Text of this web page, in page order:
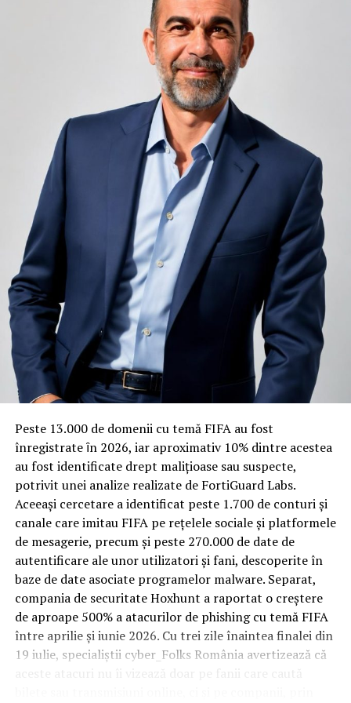
infinit de groși din motive practice și economice.
Zgomotul pașilor din camera de sus sau din coridorul
adiacent rămâne una dintre cele mai frecvente
nemulțumiri semnalate de oaspeți în recenziile online,
chiar și la unități altfel apreciate pentru servicii și
locație. De multe ori, oaspeții nu identifică pardoseala
drept sursa reală a problemei, ci descriu simplu senzația
de spațiu zgomotos sau agitat.
Pardoseala joacă un rol important în absorbția acestor
sunete, mai ales în zonele de trecere frecventă dintre
cameră și baie sau dintre pat și fereastră. Un material cu
proprietăți fonoabsorbante bune reduce transmiterea
zgomotului către camerele vecine și către etajele
inferioare, un aspect esențial mai ales în clădirile mai
vechi, cu structuri care nu au fost proiectate inițial
pentru izolare fonică performantă.
Rotația rapidă a oaspeților cere
materiale rezistente
Spre diferență de o locuință obișnuită, o cameră de hotel
trece printr-un ciclu de utilizare intensă: oaspeți diferiți,
bagaje trase pe roți, curățenie zilnică, uneori mai multe
rezervări consecutive în aceeași săptămână. Această
frecvență ridicată de utilizare pune presiune reală pe
orice suprafață, iar pardoseala este printre primele
elemente afectate vizibil, mai ales în zona din jurul
patului și a ușii de acces.
În etapa de renovare sau construcție, administratorii
care iau în calcul mocheta trafic intens
pentru zonele
cu rotație mare reduc riscul de uzură prematură și de
decolorare vizibilă în punctele de trecere frecventă. Este
o decizie care ține mai puțin de stil și mai mult de
Peste 13.000 de domenii cu temă FIFA au fost
înregistrate ȋn 2026, iar aproximativ 10% dintre acestea
au fost identificate drept malițioase sau suspecte,
potrivit unei analize realizate de FortiGuard Labs.
Aceeași cercetare a identificat peste 1.700 de conturi și
canale care imitau FIFA pe rețelele sociale și platformele
de mesagerie, precum și peste 270.000 de date de
autentificare ale unor utilizatori și fani, descoperite în
baze de date asociate programelor malware. Separat,
compania de securitate Hoxhunt a raportat o creștere
de aproape 500% a atacurilor de phishing cu temă FIFA
între aprilie și iunie 2026. Cu trei zile înaintea finalei din
19 iulie, specialiștii cyber_Folks România avertizează că